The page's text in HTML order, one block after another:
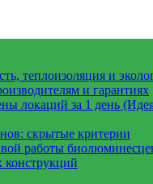
теплоизоляция и
и гарантиях
локаций за 1 день
скрытые критерии
работы
конструкций